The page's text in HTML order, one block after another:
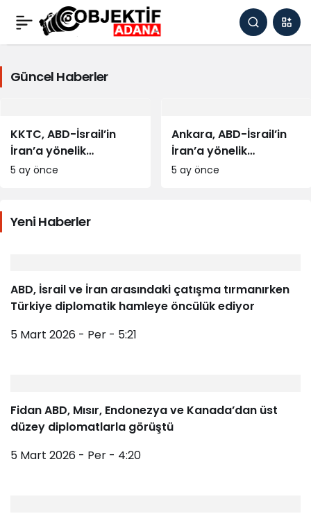
Siyaset
Haberleri
Güncel Haberler
KKTC, ABD-İsrail’in
İran’a yönelik
saldırılarının
5 ay önce
Ankara, ABD-İsrail’in
İran’a yönelik
saldırıları sırasında
5 ay önce
Yeni Haberler
ABD, İsrail ve İran arasındaki çatışma tırmanırken
Türkiye diplomatik hamleye öncülük ediyor
5 Mart 2026 - Per - 5:21
Fidan ABD, Mısır, Endonezya ve Kanada’dan üst
düzey diplomatlarla görüştü
5 Mart 2026 - Per - 4:20